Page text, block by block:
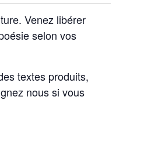
Venez libérer
selon vos
textes produits,
nous si vous